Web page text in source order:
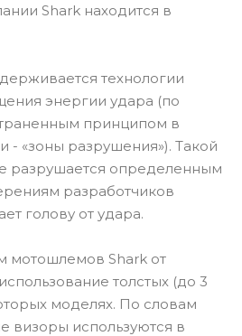
Shark находится в
технологии
энергии удара (по
принципом в
- «зоны разрушения»). Такой
разрушается определенным
разработчиков
голову от удара.
мотошлемов Shark от
толстых (до 3
моделях. По словам
визоры используются в